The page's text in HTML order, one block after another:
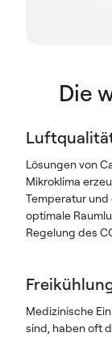
Die
Lösungen von
Mikroklima
Temperatur
optimale
Regelung des
Medizinische
sind, haben oft